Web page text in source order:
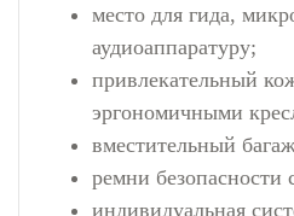
место для гида,
аудиоаппаратуру;
привлекательный
эргономичными
вместительный
ремни безопасности
индивидуальная